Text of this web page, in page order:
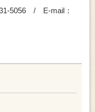
5056 / E-mail：